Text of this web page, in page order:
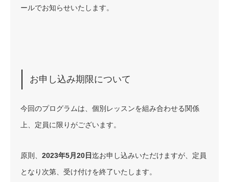
ールでお知らせいたします。
お申し込み期限について
今回のプログラムは、個別レッスンを組み合わせる関係
上、定員に限りがございます。
原則、 2023年5月20日迄お申し込みいただけますが、定員
となり次第、受け付けを終了いたします。